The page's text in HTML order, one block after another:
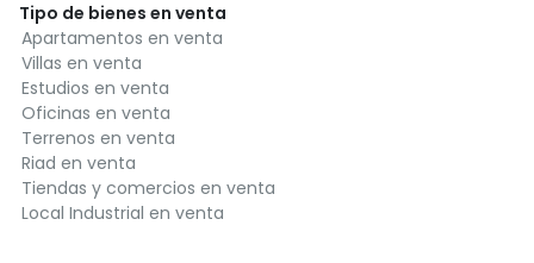
Tipo de bienes en venta
Apartamentos en venta
Villas en venta
Estudios en venta
Oficinas en venta
Terrenos en venta
Riad en venta
Tiendas y comercios en venta
Local Industrial en venta